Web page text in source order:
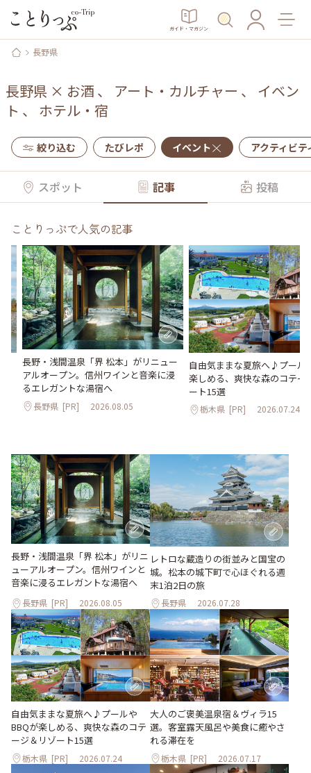
ガイド・マガジン
長野県
長野県 × お酒 、 アート・カルチャー 、 イベン
ト 、 ホテル・宿
絞り込む たびレポ イベント アクティビテ
スポット 記事 投稿
ことりっぷで人気の記事
長野・浅間温泉「界 松本」がリニュー
アルオープン。信州ワインと音楽に浸
るエレガントな湯宿へ
長野県 [PR] 2026.08.05
自由気ままな夏旅へ♪プール
楽しめる、爽快な森のコテー
ート15選
栃木県 [PR] 2026.07.24
長野・浅間温泉「界 松本」がリニ
ューアルオープン。信州ワインと
音楽に浸るエレガントな湯宿へ
長野県 [PR] 2026.08.05
レトロな蔵造りの街並みと国宝の
城。松本の城下町で心ほぐれる週
末1泊2日の旅
長野県 2026.07.28
自由気ままな夏旅へ♪プールや
BBQが楽しめる、爽快な森のコテ
ージ＆リゾート15選
栃木県 [PR] 2026.07.24
大人のご褒美温泉宿＆ヴィラ15
選。客室露天風呂や美食に癒やさ
れる滞在を
栃木県 [PR] 2026.07.17